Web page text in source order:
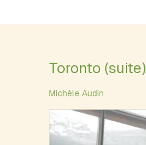
Toronto (suite)
Michèle Audin